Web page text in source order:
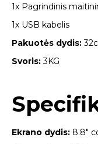
1x Pagrindinis
1x USB kabelis
Pakuotės dydis:
Svoris:3KG
Ekrano dydis: 8.8″